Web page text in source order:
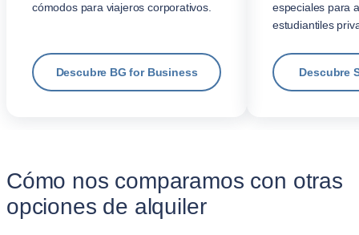
cómodos para viajeros corporativos.
Descubre BG for Business
especiales para
estudiantiles
Descubre
Cómo nos comparamos con otras
opciones de alquiler